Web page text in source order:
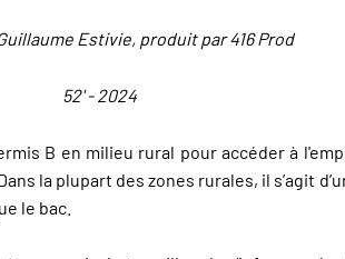
Estivie, produit par 416 Prod
52' - 2024
B en milieu rural pour accéder à
la plupart des zones rurales, il s’agit
le bac.